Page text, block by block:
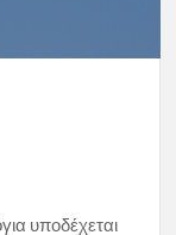
υποδέχεται